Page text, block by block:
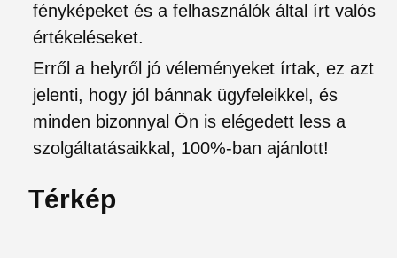
fényképeket és a felhasználók által írt valós
értékeléseket.
Erről a helyről jó véleményeket írtak, ez azt
jelenti, hogy jól bánnak ügyfeleikkel, és
minden bizonnyal Ön is elégedett less a
szolgáltatásaikkal, 100%-ban ajánlott!
Térkép